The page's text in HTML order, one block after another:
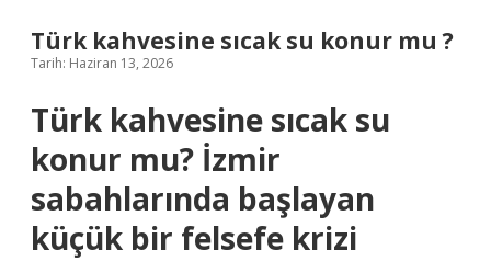
Türk kahvesine sıcak su konur mu ?
Tarih: Haziran 13, 2026
Türk kahvesine sıcak su
konur mu? İzmir
sabahlarında başlayan
küçük bir felsefe krizi